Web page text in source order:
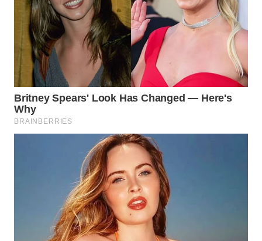
WN
CIANJUR
WN
KEPULAUAN
SERIBU
WN
TANGERANG
WN